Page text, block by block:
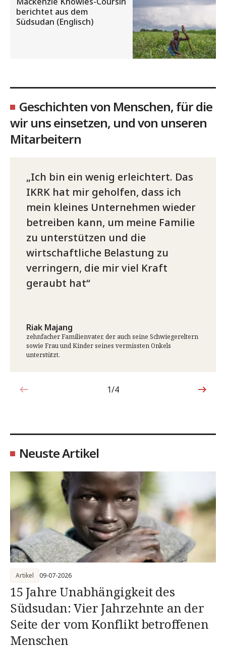
berichtet aus dem
Südsudan (Englisch)
Geschichten von Menschen, für die
wir uns einsetzen, und von unseren
Mitarbeitern
Ich bin ein wenig erleichtert. Das
IKRK hat mir geholfen, dass ich
mein kleines Unternehmen wieder
betreiben kann, um meine Familie
zu unterstützen und die
wirtschaftliche Belastung zu
verringern, die mir viel Kraft
geraubt hat
Riak Majang
zehnfacher Familienvater, der auch seine Schwiegereltern
sowie Frau und Kinder seines vermissten Onkels
unterstützt.
1von4
1/4
Neuste Artikel
15 Jahre Unabhängigkeit des
Südsudan: Vier Jahrzehnte an der
Seite der vom Konflikt betroffenen
Menschen
Artikel 09-07-2026